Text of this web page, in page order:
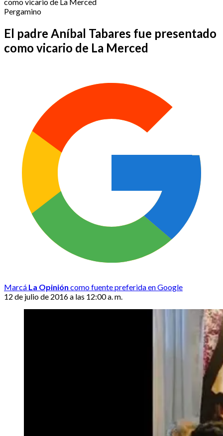
Pergamino
El padre Aníbal Tabares fue presentado
como vicario de La Merced
Marcá La Opinión como fuente preferida en Google
12 de julio de 2016 a las 12:00 a. m.